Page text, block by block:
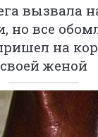
вызвала
но все
на
своей женой